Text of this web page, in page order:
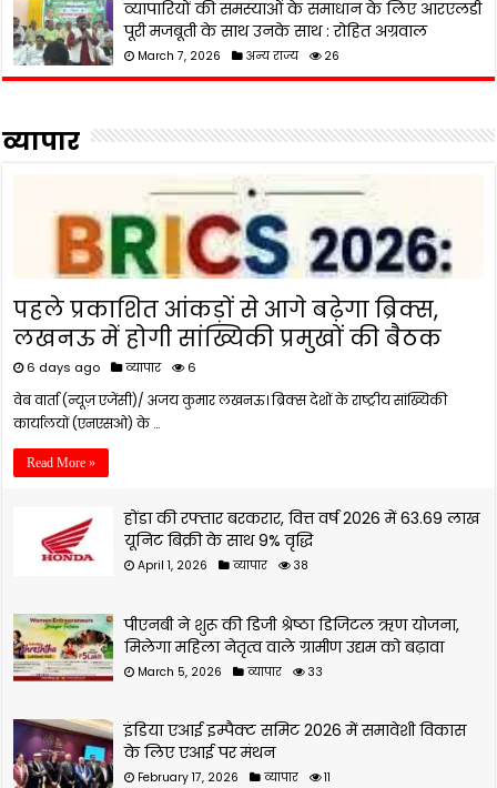
व्यापारियों की समस्याओं के समाधान के लिए आरएलडी
पूरी मजबूती के साथ उनके साथ : रोहित अग्रवाल
March 7, 2026 अन्य राज्य 26
व्यापार
पहले प्रकाशित आंकड़ों से आगे बढ़ेगा ब्रिक्स,
लखनऊ में होगी सांख्यिकी प्रमुखों की बैठक
6 days ago व्यापार 6
वेब वार्ता (न्यूज़ एजेंसी)/ अजय कुमार लखनऊ। ब्रिक्स देशों के राष्ट्रीय सांख्यिकी
कार्यालयों (एनएसओ) के …
Read More »
होंडा की रफ्तार बरकरार, वित्त वर्ष 2026 में 63.69 लाख
यूनिट बिक्री के साथ 9% वृद्धि
April 1, 2026 व्यापार 38
पीएनबी ने शुरू की डिजी श्रेष्ठा डिजिटल ऋण योजना,
मिलेगा महिला नेतृत्व वाले ग्रामीण उद्यम को बढ़ावा
March 5, 2026 व्यापार 33
इंडिया एआई इम्पैक्ट समिट 2026 में समावेशी विकास
के लिए एआई पर मंथन
February 17, 2026 व्यापार 11